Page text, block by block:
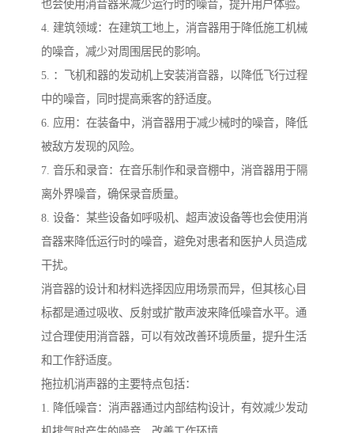
也会使用消音器来减少运行时的噪音，提升用户体验。
4. 建筑领域：在建筑工地上，消音器用于降低施工机械
的噪音，减少对周围居民的影响。
5. ：飞机和器的发动机上安装消音器，以降低飞行过程
中的噪音，同时提高乘客的舒适度。
6. 应用：在装备中，消音器用于减少械时的噪音，降低
被敌方发现的风险。
7. 音乐和录音：在音乐制作和录音棚中，消音器用于隔
离外界噪音，确保录音质量。
8. 设备：某些设备如呼吸机、超声波设备等也会使用消
音器来降低运行时的噪音，避免对患者和医护人员造成
干扰。
消音器的设计和材料选择因应用场景而异，但其核心目
标都是通过吸收、反射或扩散声波来降低噪音水平。通
过合理使用消音器，可以有效改善环境质量，提升生活
和工作舒适度。
拖拉机消声器的主要特点包括：
1. 降低噪音：消声器通过内部结构设计，有效减少发动